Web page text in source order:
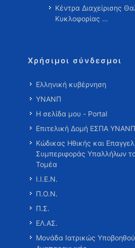
Κέντρα Διαχείρισης
Κυκλοφορίας …
Χρήσιμοι σύνδεσμοι
Ελληνική κυβέρνηση
ΥΝΑΝΠ
Η σελίδα μου - Portal
Επιτελική Δομή ΕΣΠΑ ΥΝΑΝΠ
Κώδικας Ηθικής και
Συμπεριφοράς Υπαλλήλων
Τομέα
Ι.Ι.Ε.Ν.
Π.Ο.Ν.
Π.Σ.
ΕΛ.ΑΣ.
Μονάδα Ιατρικώς